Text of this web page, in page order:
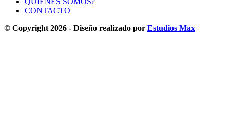
CONTACTO
© Copyright 2026 - Diseño realizado por Estudios Max